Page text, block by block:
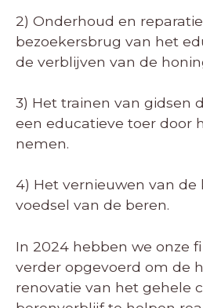
2) Onderhoud en
bezoekersbrug van het
de verblijven van de
3) Het trainen van gidsen
een educatieve toer door
nemen.
4) Het vernieuwen van de
voedsel van de beren.
In 2024 hebben we onze
verder opgevoerd om de
renovatie van het gehele